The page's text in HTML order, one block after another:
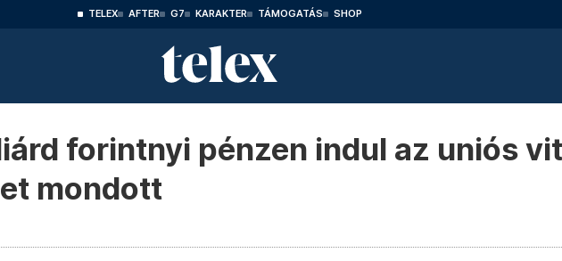
TELEX AFTER G7 KARAKTER TÁMOGATÁS SHOP
forintnyi pénzen indul az uniós
mondott